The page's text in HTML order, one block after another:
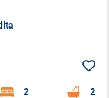
2 2